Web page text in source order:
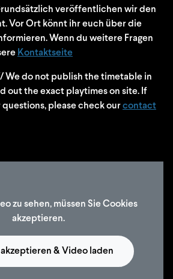
veröffentlichen wir den
Vor Ort könnt ihr euch über die
Wenn du weitere Fragen
Kontaktseite
We do not publish the timetable in
out the exact playtimes on site. If
please check ourcontact
zu sehen, müssen Sie Cookies
akzeptieren.
& Video laden